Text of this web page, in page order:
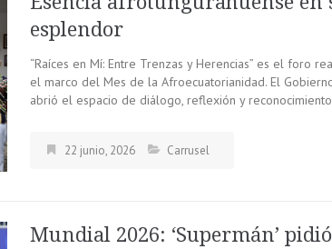
esplendor
“Raíces en Mí: Entre Trenzas y Herencias” es el foro
el marco del Mes de la Afroecuatorianidad. El
abrió el espacio de diálogo, reflexión y
22 junio, 2026 Carrusel
Mundial 2026: ‘Supermán’ pidió